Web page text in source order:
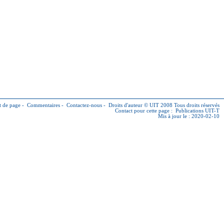
de page - Commentaires - Contactez-nous - Droits d'auteur © UIT 2008 Tous droits réservés
Contact pour cette page : Publications UIT-T
Mis à jour le : 2020-02-10